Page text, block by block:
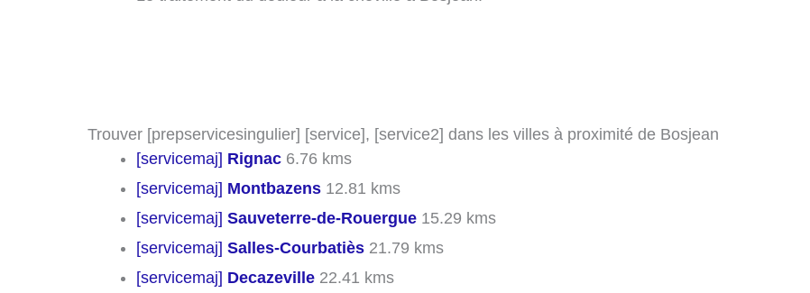
Trouver [prepservicesingulier] [service], [service2] dans les villes à proximité de Bosjean
[servicemaj] Rignac 6.76 kms
[servicemaj] Montbazens 12.81 kms
[servicemaj] Sauveterre-de-Rouergue 15.29 kms
[servicemaj] Salles-Courbatiès 21.79 kms
[servicemaj] Decazeville 22.41 kms